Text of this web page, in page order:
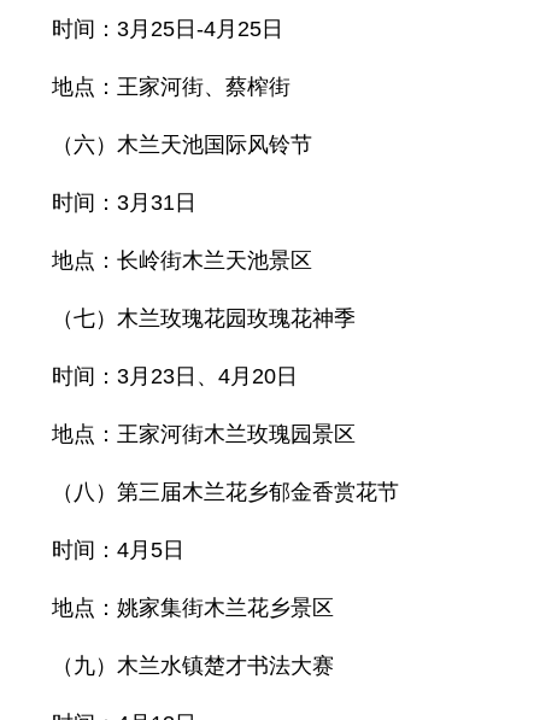
时间：3月25日-4月25日
地点：王家河街、蔡榨街
（六）木兰天池国际风铃节
时间：3月31日
地点：长岭街木兰天池景区
（七）木兰玫瑰花园玫瑰花神季
时间：3月23日、4月20日
地点：王家河街木兰玫瑰园景区
（八）第三届木兰花乡郁金香赏花节
时间：4月5日
地点：姚家集街木兰花乡景区
（九）木兰水镇楚才书法大赛